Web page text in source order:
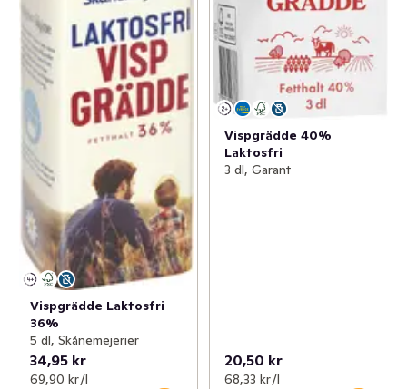
Vispgrädde Laktosfri
36%
5 dl, Skånemejerier
34,95 kr
69,90 kr /l
Vispgrädde 40%
Laktosfri
3 dl, Garant
20,50 kr
68,33 kr /l